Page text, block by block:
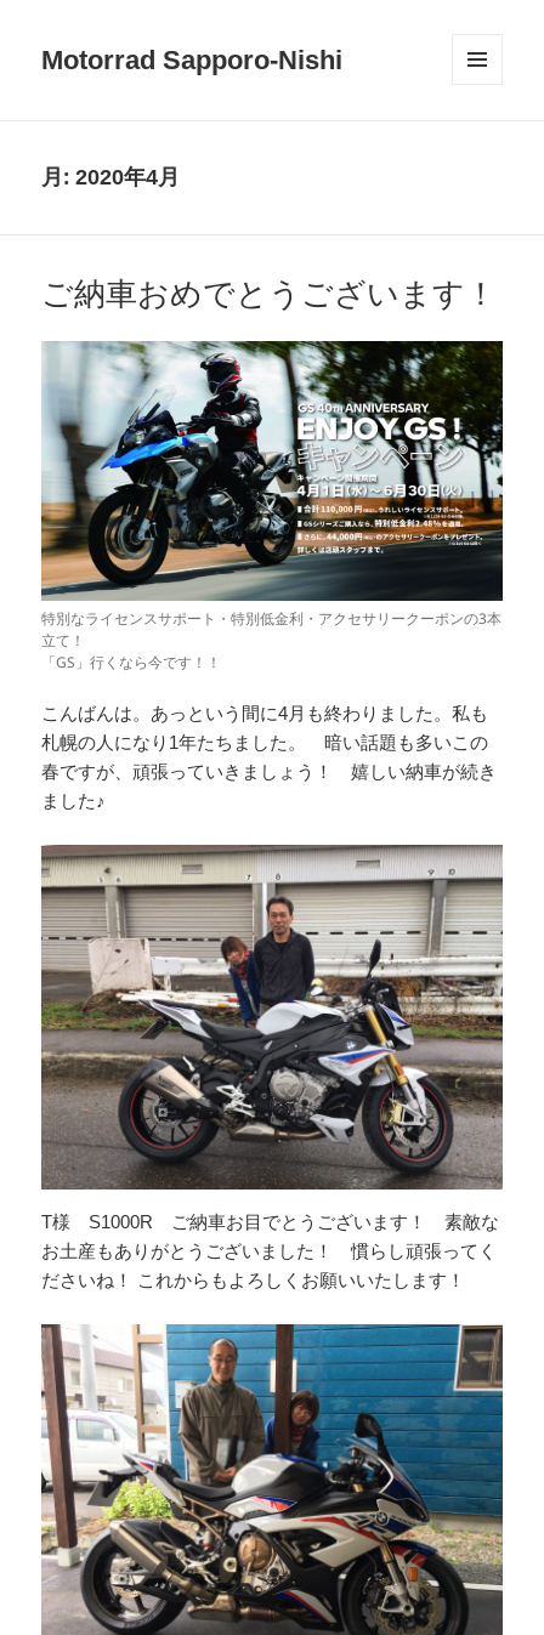
Motorrad Sapporo-Nishi
月:2020年4月
ご納車おめでとうございます！
特別なライセンスサポート・特別低金利・アクセサリークーポンの3本
立て！
「GS」行くなら今です！！
こんばんは。あっという間に4月も終わりました。私も
札幌の人になり1年たちました。 暗い話題も多いこの
春ですが、頑張っていきましょう！ 嬉しい納車が続き
ました♪
T様 S1000R ご納車お目でとうございます！ 素敵な
お土産もありがとうございました！ 慣らし頑張ってく
ださいね！ これからもよろしくお願いいたします！